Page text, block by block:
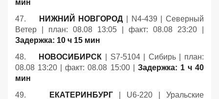
мин
47.
НИЖНИЙ НОВГОРОД | N4-439 | Северный
Ветер | план: 08.08 13:05 | факт: 08.08 23:20 |
Задержка: 10 ч 15 мин
48.
НОВОСИБИРСК | S7-5104 | Сибирь | план:
08.08 13:20 | факт: 08.08 15:00 | Задержка: 1 ч 40
мин
49.
ЕКАТЕРИНБУРГ | U6-220 | Уральские